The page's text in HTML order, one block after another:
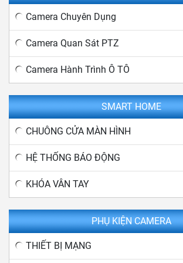
Camera Chuyên Dụng
Camera Quan Sát PTZ
Camera Hành Trình Ô TÔ
SMART HOME
CHUÔNG CỬA MÀN HÌNH
HỆ THỐNG BÁO ĐỘNG
KHÓA VÂN TAY
PHỤ KIỆN CAMERA
THIẾT BỊ MẠNG